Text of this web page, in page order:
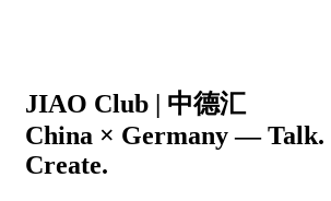
JIAO Club | 中德汇
China × Germany — Talk.
Create.